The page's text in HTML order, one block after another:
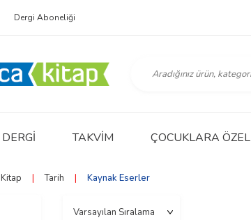
Dergi Aboneliği
DERGI TAKVIM ÇOCUKLARA ÖZEL
Kitap | Tarih | Kaynak Eserler